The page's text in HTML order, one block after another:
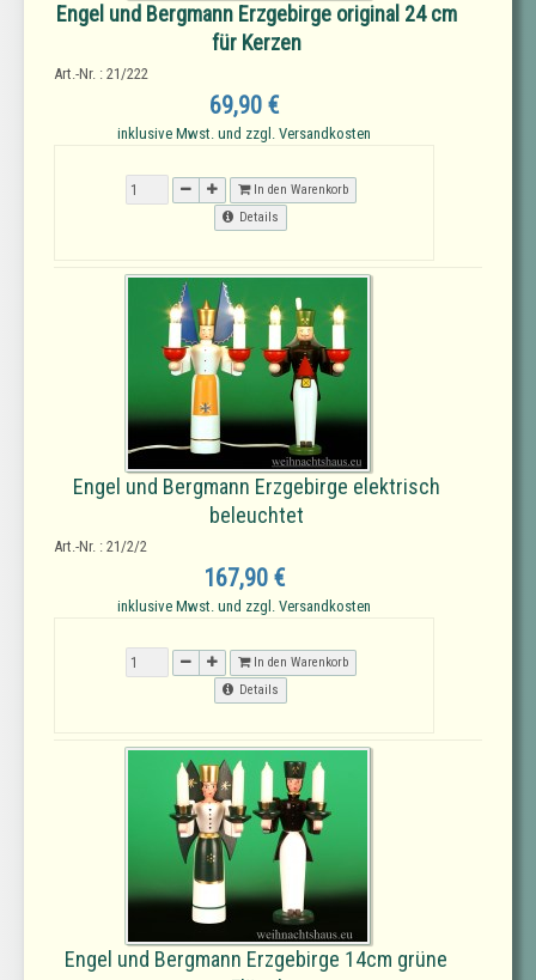
Engel und Bergmann Erzgebirge original 24 cm
für Kerzen
Art.-Nr. : 21/222
69,90 €
inklusive Mwst. und zzgl. Versandkosten
In den Warenkorb
Details
Engel und Bergmann Erzgebirge elektrisch
beleuchtet
Art.-Nr. : 21/2/2
167,90 €
inklusive Mwst. und zzgl. Versandkosten
In den Warenkorb
Details
Engel und Bergmann Erzgebirge 14cm grüne